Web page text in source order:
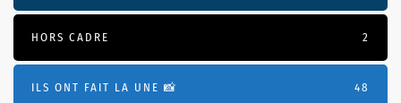
HORS CADRE 2
ILS ONT FAIT LA UNE 📸 48